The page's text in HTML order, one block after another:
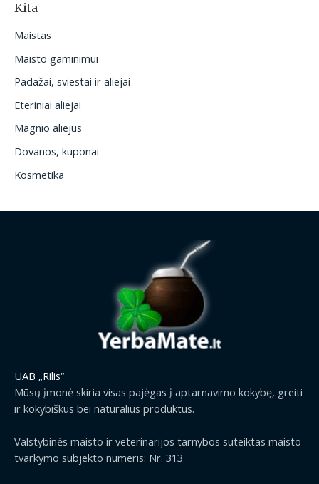
Kita
Maistas
Maisto gaminimui
Padažai, sviestai ir aliejai
Eteriniai aliejai
Magnio aliejus
Dovanos, kuponai
Kosmetika
UAB „Rilis“
Mūsų įmonė skiria visas pajėgas į aptarnavimo kokybę, greiti
ir kokybiškus bei natūralius produktus.
Valstybinės maisto ir veterinarijos tarnybos suteiktas maisto
tvarkymo subjekto numeris: Nr. 313